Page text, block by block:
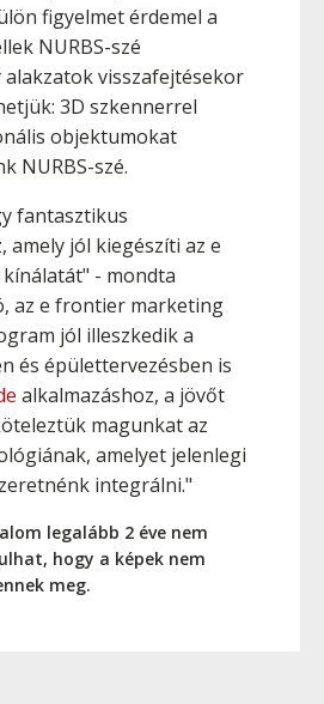
figyelmet érdemel a
NURBS-szé
visszafejtésekor
3D szkennerrel
objektumokat
NURBS-szé.
fantasztikus
amely jól kiegészíti az e
- mondta
az e frontier marketing
jól illeszkedik a
és épülettervezésben is
alkalmazáshoz, a jövőt
magunkat az
amelyet jelenlegi
integrálni."
legalább 2 éve nem
hogy a képek nem
meg.